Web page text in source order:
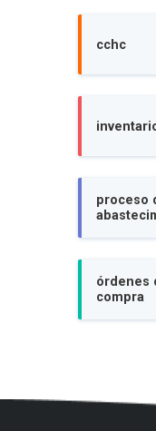
cchc
proceso
órdenes
compra